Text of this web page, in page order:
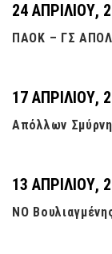
24 ΑΠΡΙΛΊΟΥ,
ΠΑΟΚ – ΓΣ
17 ΑΠΡΙΛΊΟΥ,
Απόλλων
13 ΑΠΡΙΛΊΟΥ,
ΝΟ